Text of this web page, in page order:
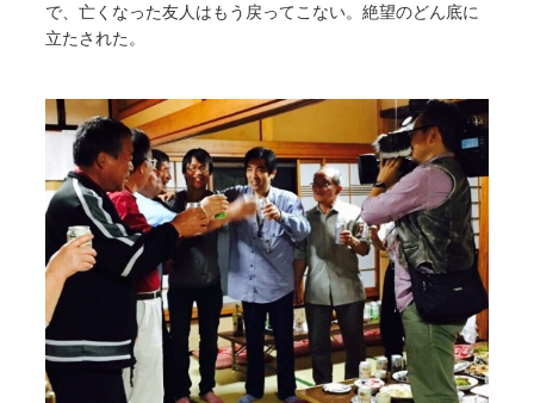
で、亡くなった友人はもう戻ってこない。絶望のどん底に
立たされた。